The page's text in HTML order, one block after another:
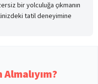
bir yolculuğa çıkmanın
tatil deneyimine